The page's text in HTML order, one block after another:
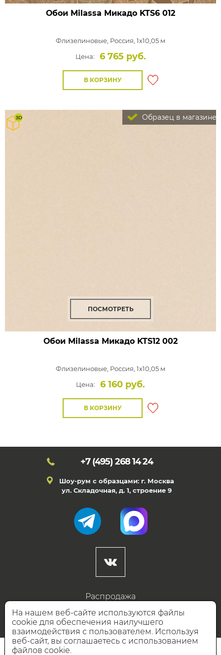
Обои Milassa Микадо KTS6 012
Флизелиновые, Россия, 1x10,05 м
Цена:
6 765 руб.
В КОРЗИНУ
Образец в магазине
ПОСМОТРЕТЬ
Обои Milassa Микадо KTS12 002
Флизелиновые, Россия, 1x10,05 м
Цена:
6 160 руб.
В КОРЗИНУ
+7 (495) 268 14 24
Шоу-рум с образцами: г. Москва
ул. Складочная, д. 1, строение 9
Распродажа
Готовые дизайны
Дизайнерам
НАШИ ПАРТНЁРЫ
На нашем веб-сайте используются файлы
cookie для обеспечения наилучшего
взаимодействия с пользователем. Используя
веб-сайт, вы соглашаетесь с использованием
файлов cookie.